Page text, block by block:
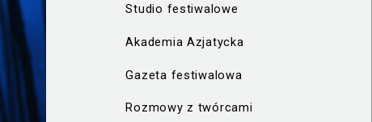
Studio festiwalowe
Akademia Azjatycka
Gazeta festiwalowa
Rozmowy z twórcami